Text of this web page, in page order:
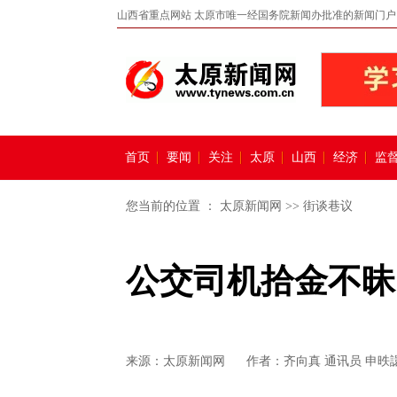
山西省重点网站 太原市唯一经国务院新闻办批准的新闻门
首页 要闻 关注 太原 山西 经济 监
您当前的位置 ： 太原新闻网 >> 街谈巷议
公交司机拾金不
来源： 太原新闻网 作者：齐向真 通讯员 申昳